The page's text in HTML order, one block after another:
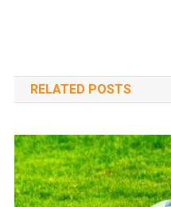
RELATED POSTS